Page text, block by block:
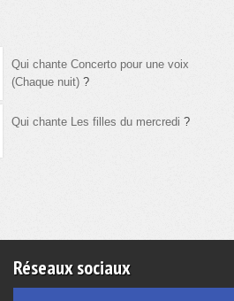
Qui chante Concerto pour une voix
(Chaque nuit) ?
Qui chante Les filles du mercredi ?
Réseaux sociaux